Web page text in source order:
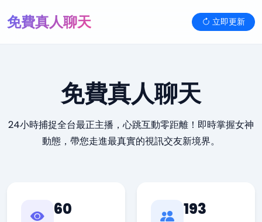
免費真人聊天 立即更新
免費真人聊天
24小時捕捉全台最正主播，心跳互動零距離！即時掌握女神
動態，帶您走進最真實的視訊交友新境界。
60 193